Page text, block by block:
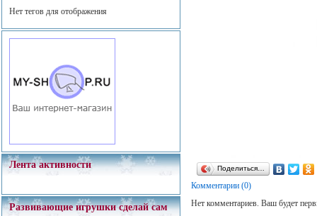
Нет тегов для отображения
Лента активности
Развивающие игрушки сделай сам
Поделиться…
Комментарии (0)
Нет комментариев. Ваш будет